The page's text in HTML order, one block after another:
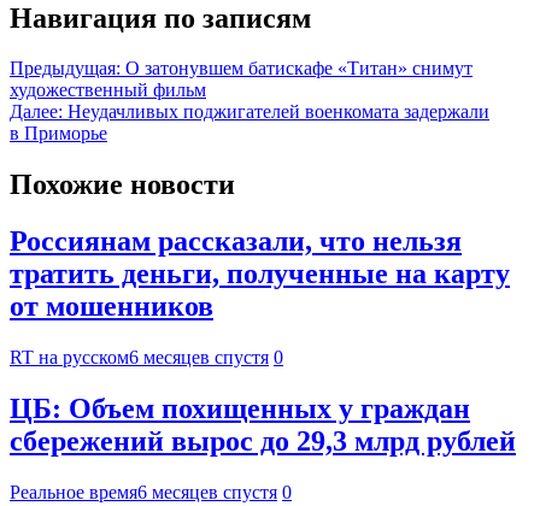
Навигация по записям
Предыдущая: О затонувшем батискафе «Титан» снимут
художественный фильм
Далее: Неудачливых поджигателей военкомата задержали
в Приморье
Похожие новости
Россиянам рассказали, что нельзя
тратить деньги, полученные на карту
от мошенников
RT на русском6 месяцев спустя 0
ЦБ: Объем похищенных у граждан
сбережений вырос до 29,3 млрд рублей
Реальное время6 месяцев спустя 0